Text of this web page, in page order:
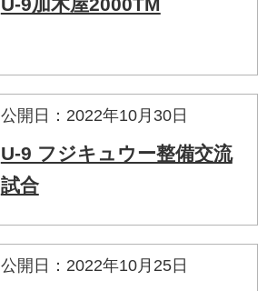
U-9加木屋2000TM
公開日：2022年10月30日
U-9 フジキュウー整備交流
試合
公開日：2022年10月25日